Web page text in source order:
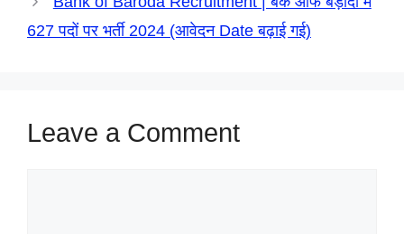
627 पदों पर भर्ती 2024 (आवेदन Date बढ़ाई गई)
Leave a Comment